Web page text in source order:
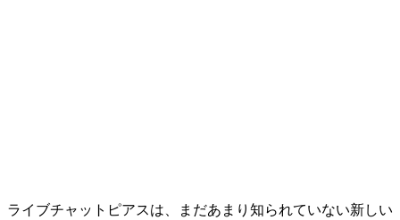
ライブチャットピアスは、まだあまり知られていない新しい